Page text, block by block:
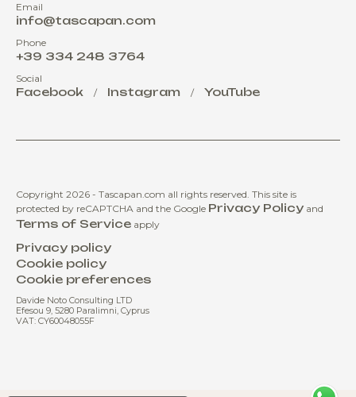
Email
info@tascapan.com
Phone
+39 334 248 3764
Social
Facebook / Instagram / YouTube
Copyright 2026 - Tascapan.com all rights reserved. This site is
protected by reCAPTCHA and the Google Privacy Policy and
Terms of Service apply
Privacy policy
Cookie policy
Cookie preferences
Davide Noto Consulting LTD
Efesou 9, 5280 Paralimni, Cyprus
VAT: CY60048055F